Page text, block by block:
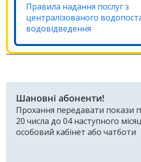
Правила надання послуг з
централізованого
водовідведення
Шановні абоненти!
Прохання передавати покази
20 числа до 04 наступного
особовий кабінет або чатботи